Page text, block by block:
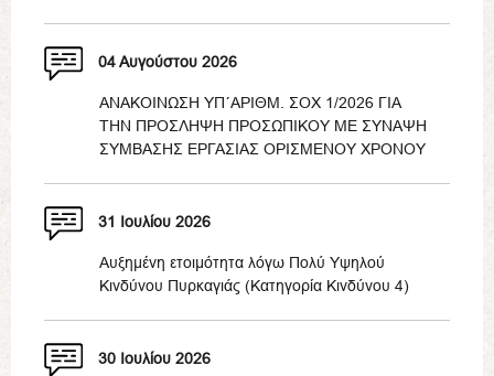
04 Αυγούστου 2026
ΑΝΑΚΟΙΝΩΣΗ ΥΠ΄ΑΡΙΘΜ. ΣΟΧ 1/2026 ΓΙΑ
ΤΗΝ ΠΡΟΣΛΗΨΗ ΠΡΟΣΩΠΙΚΟΥ ΜΕ ΣΥΝΑΨΗ
ΣΥΜΒΑΣΗΣ ΕΡΓΑΣΙΑΣ ΟΡΙΣΜΕΝΟΥ ΧΡΟΝΟΥ
31 Ιουλίου 2026
Αυξημένη ετοιμότητα λόγω Πολύ Υψηλού
Κινδύνου Πυρκαγιάς (Κατηγορία Κινδύνου 4)
30 Ιουλίου 2026